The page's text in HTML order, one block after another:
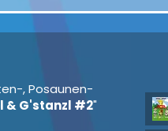
, Posaunen-
& G'stanzl #2"